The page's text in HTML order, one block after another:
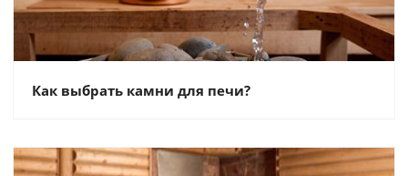
Как выбрать камни для печи?